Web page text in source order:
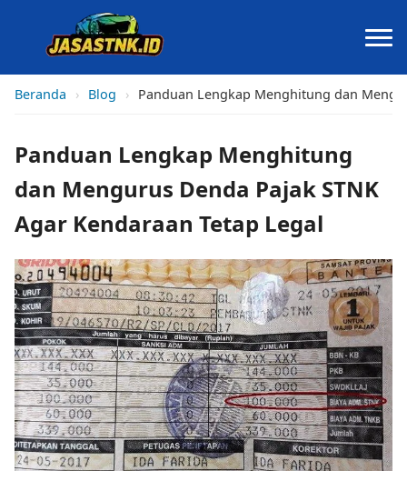
Beranda › Blog › Panduan Lengkap Menghitung dan
Panduan Lengkap Menghitung
dan Mengurus Denda Pajak STNK
Agar Kendaraan Tetap Legal